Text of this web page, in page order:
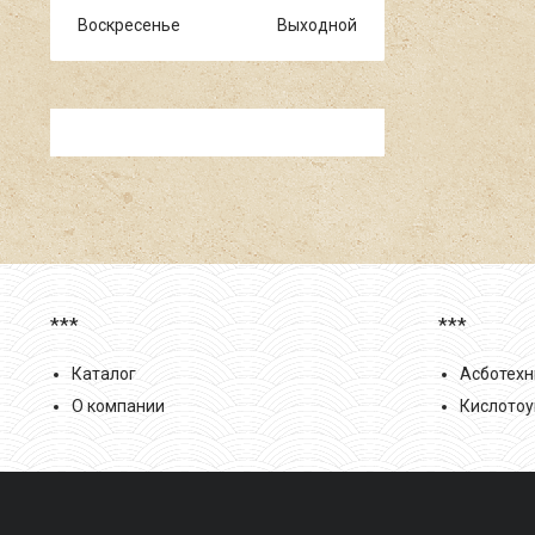
Воскресенье Выходной
***
Каталог
О компании
***